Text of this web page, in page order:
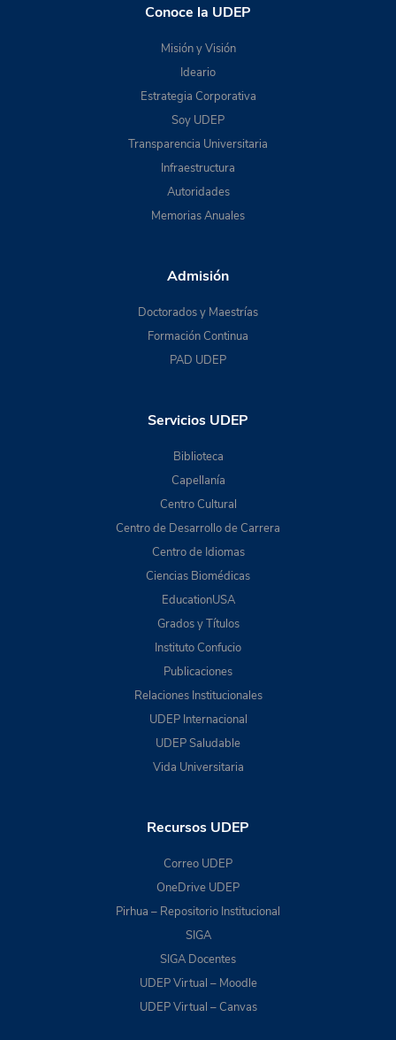
Conoce la UDEP
Misión y Visión
Ideario
Estrategia Corporativa
Soy UDEP
Transparencia Universitaria
Infraestructura
Autoridades
Memorias Anuales
Admisión
Doctorados y Maestrías
Formación Continua
PAD UDEP
Servicios UDEP
Biblioteca
Capellanía
Centro Cultural
Centro de Desarrollo de Carrera
Centro de Idiomas
Ciencias Biomédicas
EducationUSA
Grados y Títulos
Instituto Confucio
Publicaciones
Relaciones Institucionales
UDEP Internacional
UDEP Saludable
Vida Universitaria
Recursos UDEP
Correo UDEP
OneDrive UDEP
Pirhua – Repositorio Institucional
SIGA
SIGA Docentes
UDEP Virtual – Moodle
UDEP Virtual – Canvas